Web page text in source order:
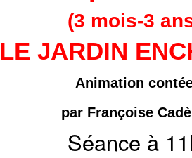
(3 mois-3
LE JARDIN
Animation
par Françoise
Séance à